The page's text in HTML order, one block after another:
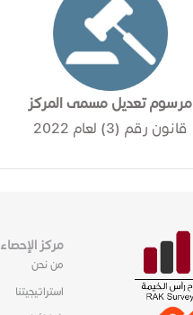
مرسوم تعديل مسمى المركز
قانون رقم (3) لعام 2022
مركز الإحصاء
من نحن
استراتيجيتنا